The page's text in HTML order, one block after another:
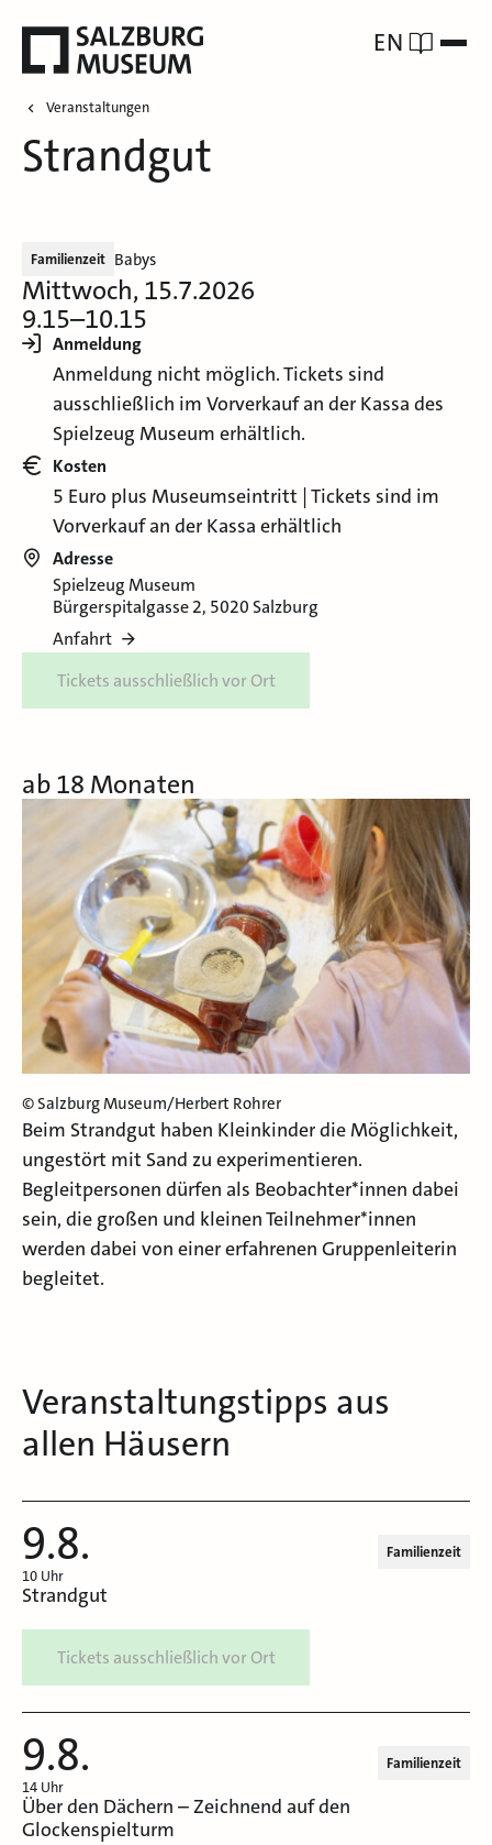
EN
Veranstaltungen
Strandgut
Familienzeit Babys
Mittwoch, 15.7.2026
9.15–10.15
Anmeldung
Anmeldung nicht möglich. Tickets sind
ausschließlich im Vorverkauf an der Kassa des
Spielzeug Museum erhältlich.
Kosten
5 Euro plus Museumseintritt | Tickets sind im
Vorverkauf an der Kassa erhältlich
Adresse
Spielzeug Museum
Bürgerspitalgasse 2, 5020 Salzburg
Anfahrt
Tickets ausschließlich vor Ort
ab 18 Monaten
© Salzburg Museum/Herbert Rohrer
Beim Strandgut haben Kleinkinder die Möglichkeit,
ungestört mit Sand zu experimentieren.
Begleitpersonen dürfen als Beobachter*innen dabei
sein, die großen und kleinen Teilnehmer*innen
werden dabei von einer erfahrenen Gruppenleiterin
begleitet.
Veranstaltungstipps aus
allen Häusern
9.8.
10 Uhr
Familienzeit
Strandgut
Tickets ausschließlich vor Ort
9.8.
14 Uhr
Familienzeit
Über den Dächern – Zeichnend auf den
Glockenspielturm